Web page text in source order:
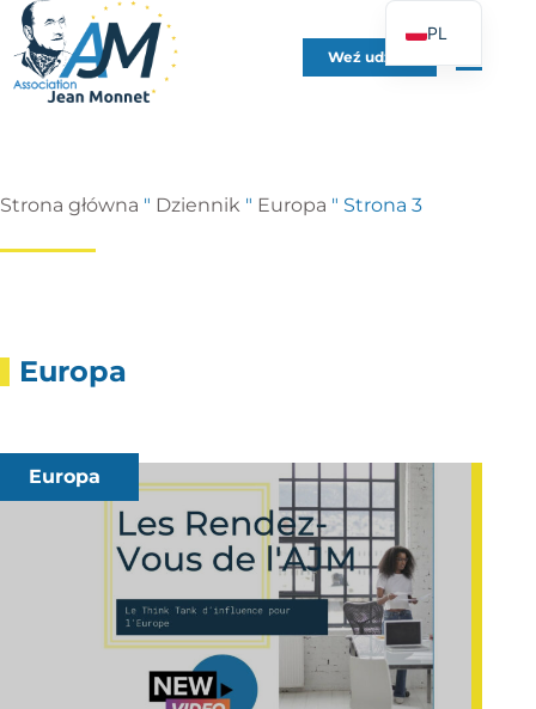
Weź udział
Strona główna " Dziennik " Europa " Strona 3
Europa
Europa
PL
FR